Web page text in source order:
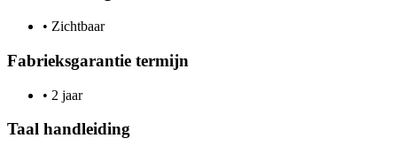
• Zichtbaar
Fabrieksgarantie termijn
• 2 jaar
Taal handleiding